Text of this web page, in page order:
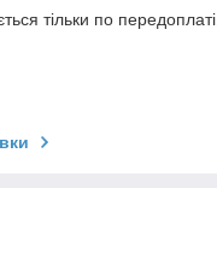
тільки по передоплаті.